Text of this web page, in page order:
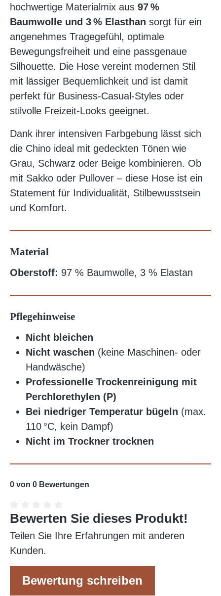
hochwertige Materialmix aus 97 %
Baumwolle und 3 % Elasthan sorgt für ein
angenehmes Tragegefühl, optimale
Bewegungsfreiheit und eine passgenaue
Silhouette. Die Hose vereint modernen Stil
mit lässiger Bequemlichkeit und ist damit
perfekt für Business-Casual-Styles oder
stilvolle Freizeit-Looks geeignet.
Dank ihrer intensiven Farbgebung lässt sich
die Chino ideal mit gedeckten Tönen wie
Grau, Schwarz oder Beige kombinieren. Ob
mit Sakko oder Pullover – diese Hose ist ein
Statement für Individualität, Stilbewusstsein
und Komfort.
Material
Oberstoff: 97 % Baumwolle, 3 % Elastan
Pflegehinweise
Nicht bleichen
Nicht waschen (keine Maschinen- oder
Handwäsche)
Professionelle Trockenreinigung mit
Perchlorethylen (P)
Bei niedriger Temperatur bügeln (max.
110 °C, kein Dampf)
Nicht im Trockner trocknen
0 von 0 Bewertungen
Durchschnittliche Bewertung von 0 von 5
Bewerten Sie dieses Produkt!
Teilen Sie Ihre Erfahrungen mit anderen
Kunden.
Bewertung schreiben